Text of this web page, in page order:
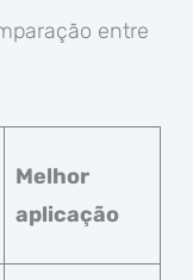
entre
Melhor
aplicação